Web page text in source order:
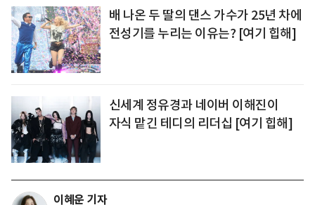
배 나온 두 딸의 댄스 가수가 25년 차에
전성기를 누리는 이유는? [여기 힙해]
신세계 정유경과 네이버 이해진이
자식 맡긴 테디의 리더십 [여기 힙해]
이혜운 기자